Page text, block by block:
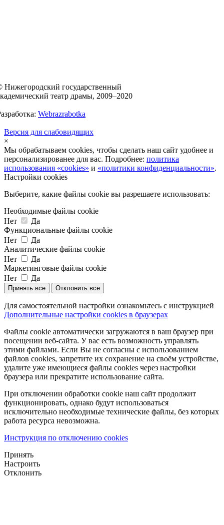
Нижегородский государственный
театр драмы, 2009–2020
Webrazrabotka
Версия для слабовидящих
×
Мы обрабатываем cookies, чтобы сделать наш сайт удобнее и
персонализированее для вас. Подробнее: политика
использования «cookies» и «политики конфиденциальности».
Настройки cookies
Выберите, какие файлы cookie вы разрешаете использовать:
Необходимые файлы cookie
Нет
Да
Функциональные файлы cookie
Нет
Да
Аналитические файлы cookie
Нет
Да
Маркетинговые файлы cookie
Нет
Да
Принять все Отклонить все
Для самостоятельной настройки ознакомьтесь с инструкцией
Дополнительные настройки cookies в браузерах
Файлы cookie автоматически загружаются в ваш браузер при
посещении веб-сайта. У вас есть возможность управлять
этими файлами. Если Вы не согласны с использованием
файлов cookies, запретите их сохранение на своём устройстве,
удалите уже имеющиеся файлы cookies через настройки
браузера или прекратите использование сайта.
При отключении обработки cookie наш сайт продолжит
функционировать, однако будут использоваться
исключительно необходимые технические файлы, без которых
работа ресурса невозможна.
Инструкция по отключению cookies
Принять
Настроить
Отклонить